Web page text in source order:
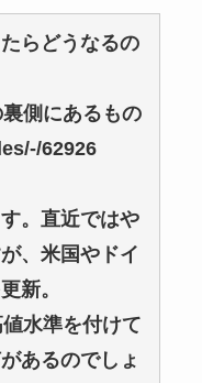
らどうなるの
側にあるもの
62926
。直近ではや
、米国やドイ
新。
水準を付けて
あるのでしょ